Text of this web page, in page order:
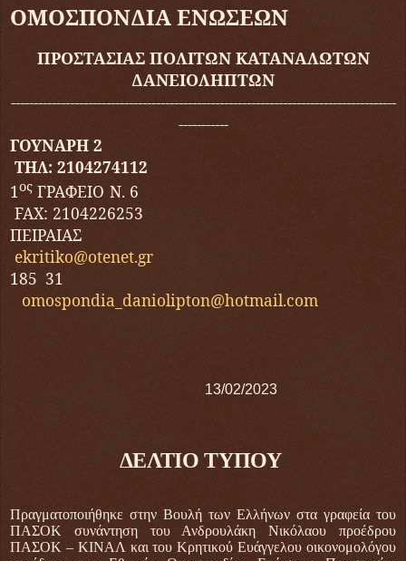
ΟΜΟΣΠΟΝΔΙΑΕΝΩΣΕΩΝ
ΠΡΟΣΤΑΣΙΑΣ ΠΟΛΙΤΩΝ ΚΑΤΑΝΑΛΩΤΩΝ
ΔΑΝΕΙΟΛΗΠΤΩΝ
-------------------------------------------------------------------------------------
-----------
ΓΟΥΝΑΡΗ 2
ΤΗΛ: 2104274112
1ος ΓΡΑΦΕΙΟ Ν. 6
FAX: 2104226253
ΠΕΙΡΑΙΑΣ
ekritiko@otenet.gr
185 31
omospondia_daniolipton@hotmail.com
13/02/2023
ΔΕΛΤΙΟ ΤΥΠΟΥ
Πραγματοποιήθηκε στην Βουλή των Ελλήνων στα γραφεία του
ΠΑΣΟΚ συνάντηση του Ανδρουλάκη Νικόλαου προέδρου
ΠΑΣΟΚ – ΚΙΝΑΛ και του Κρητικού Ευάγγελου οικονομολόγου